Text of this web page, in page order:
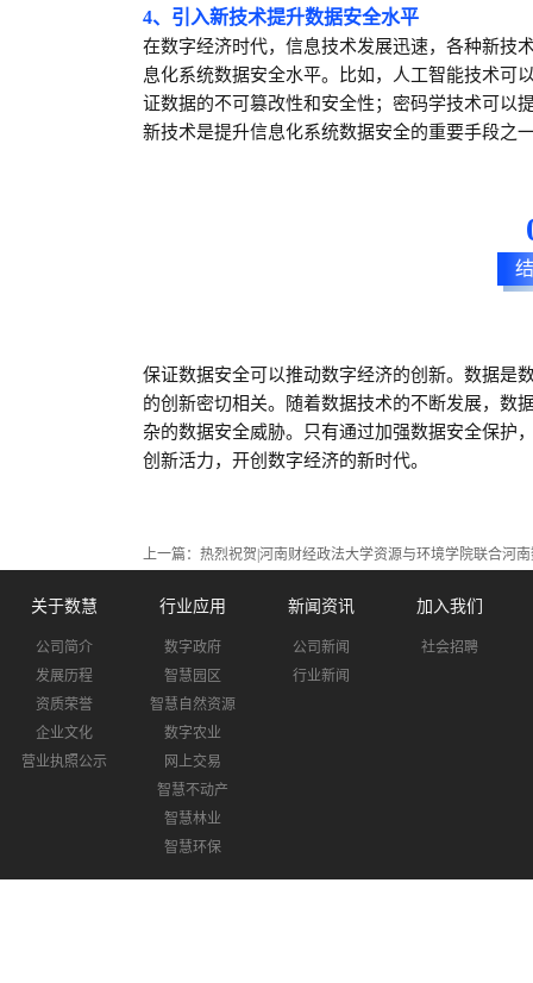
4、引入新技术提升数据安全水平
在数字经济时代，信息技术发展迅速，各种新技
息化系统数据安全水平。比如，人工智能技术可
证数据的不可篡改性和安全性；密码学技术可以
新技术是提升信息化系统数据安全的重要手段之
保证数据安全可以推动数字经济的创新。数据是
的创新密切相关。随着数据技术的不断发展，数
杂的数据安全威胁。只有通过加强数据安全保护
创新活力，开创数字经济的新时代。
上一篇： 热烈祝贺|河南财经政法大学资源与环境学院联合河
关于数慧
公司简介
发展历程
资质荣誉
企业文化
营业执照公示
行业应用
数字政府
智慧园区
智慧自然资源
数字农业
网上交易
智慧不动产
智慧林业
智慧环保
新闻资讯
公司新闻
行业新闻
加入我们
社会招聘